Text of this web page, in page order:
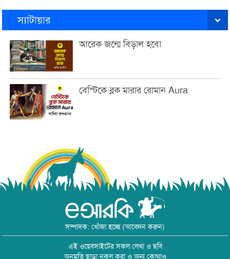
স্যাটায়ার
আরেক জন্মে বিড়াল হবো
বেস্টিকে ব্লক মারার রোমান Aura
সম্পাদক: খোঁজা হচ্ছে (আবেদন করুন)
এই ওয়েবসাইটের সকল লেখা ও ছবি
অনুমতি ছাড়া নকল করা ও অন্য কোথাও